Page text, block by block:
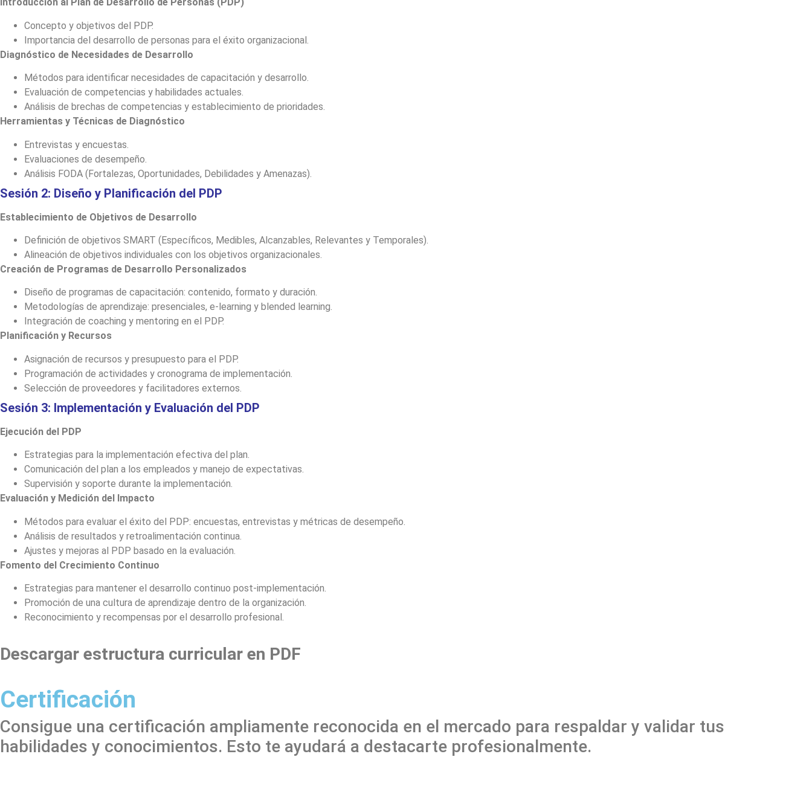
Introducción al Plan de Desarrollo de Personas (PDP)
Concepto y objetivos del PDP.
Importancia del desarrollo de personas para el éxito organizacional.
Diagnóstico de Necesidades de Desarrollo
Métodos para identificar necesidades de capacitación y desarrollo.
Evaluación de competencias y habilidades actuales.
Análisis de brechas de competencias y establecimiento de prioridades.
Herramientas y Técnicas de Diagnóstico
Entrevistas y encuestas.
Evaluaciones de desempeño.
Análisis FODA (Fortalezas, Oportunidades, Debilidades y Amenazas).
Sesión 2: Diseño y Planificación del PDP
Establecimiento de Objetivos de Desarrollo
Definición de objetivos SMART (Específicos, Medibles, Alcanzables, Relevantes y Temporales).
Alineación de objetivos individuales con los objetivos organizacionales.
Creación de Programas de Desarrollo Personalizados
Diseño de programas de capacitación: contenido, formato y duración.
Metodologías de aprendizaje: presenciales, e-learning y blended learning.
Integración de coaching y mentoring en el PDP.
Planificación y Recursos
Asignación de recursos y presupuesto para el PDP.
Programación de actividades y cronograma de implementación.
Selección de proveedores y facilitadores externos.
Sesión 3: Implementación y Evaluación del PDP
Ejecución del PDP
Estrategias para la implementación efectiva del plan.
Comunicación del plan a los empleados y manejo de expectativas.
Supervisión y soporte durante la implementación.
Evaluación y Medición del Impacto
Métodos para evaluar el éxito del PDP: encuestas, entrevistas y métricas de desempeño.
Análisis de resultados y retroalimentación continua.
Ajustes y mejoras al PDP basado en la evaluación.
Fomento del Crecimiento Continuo
Estrategias para mantener el desarrollo continuo post-implementación.
Promoción de una cultura de aprendizaje dentro de la organización.
Reconocimiento y recompensas por el desarrollo profesional.
Descargar estructura curricular en PDF
Certificación
Consigue una certificación ampliamente reconocida en el mercado para respaldar y validar tus
habilidades y conocimientos. Esto te ayudará a destacarte profesionalmente.